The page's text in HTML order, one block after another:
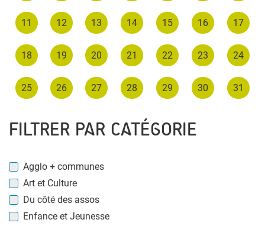
11 12 13 14 15 16 17
18 19 20 21 22 23 24
25 26 27 28 29 30 31
FILTRER PAR CATÉGORIE
Agglo + communes
Art et Culture
Du côté des assos
Enfance et Jeunesse